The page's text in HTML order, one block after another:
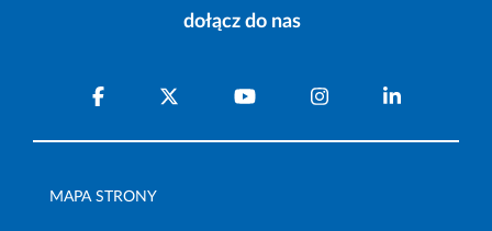
dołącz do nas
MAPA STRONY